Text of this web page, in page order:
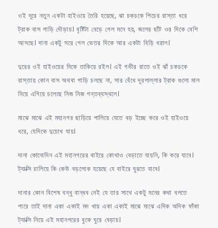
ওই দূরে নতুন একটা হাইওয়ে তৈরি হয়েছে, ঝা চকচকে পিচের রাস্তা ধরে
ট্রাক বাস গাড়ি দৌড়ায়। বৃষ্টিটা বেড়ে গেল মনে হয়, জলের ছাঁট ওর দিকে বেশি
আসছে। দানা একটু সরে গেল ভেতর দিকে আর একটা বিড়ি ধরাল।
দুরের ওই হাইওয়ের দিকে তাকিয়ে রইল। এই গভীর রাতে ওই ঝাঁ চকচকে
রাস্তায় কোন বাস অথবা গাড়ি চলছে না, সার বেঁধে দূরপাল্লার ট্রাক গুলো মাল
নিয়ে এগিয়ে চলেছে নিজ নিজ গন্তব্যস্থলে।
মাঝে মাঝে এই মহানগর ছাড়িয়ে পালিয়ে যেতে বড় ইচ্ছে করে ওই হাইওয়ে
ধরে, যেদিকে দুচোখ যায়।
দানা কোনোদিন এই মহানগরের বাইরে কোথাও বেড়াতে যায়নি, কি করে যাবে।
ট্যাক্সি চালিয়ে কি কেউ বড়লোক হয়েছে যে বাইরে ঘুরতে যাবে।
দানার কোন বিশেষ বন্ধু বান্ধব নেই যে তার সাথে একটু মনের কথা বলতে
পারে তাই দানা একা একাই মদ খায় একা একাই মাঝে মাঝে এদিক অদিক ফাঁকা
ট্যাক্সি নিয়ে এই মহানগরের বুকে ঘুরে বেড়ায়।